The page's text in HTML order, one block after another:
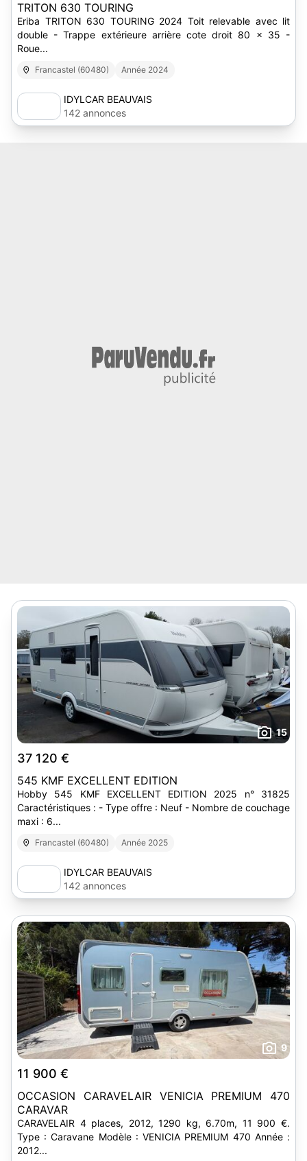
TRITON 630 TOURING
Eriba TRITON 630 TOURING 2024 Toit relevable avec lit
double - Trappe extérieure arrière cote droit 80 x 35 -
Roue...
Francastel (60480) Année 2024
IDYLCAR BEAUVAIS
142 annonces
15
37 120 €
545 KMF EXCELLENT EDITION
Hobby 545 KMF EXCELLENT EDITION 2025 n° 31825
Caractéristiques : - Type offre : Neuf - Nombre de couchage
maxi : 6...
Francastel (60480) Année 2025
IDYLCAR BEAUVAIS
142 annonces
9
11 900 €
OCCASION CARAVELAIR VENICIA PREMIUM 470
CARAVAR
CARAVELAIR 4 places, 2012, 1290 kg, 6.70m, 11 900 €.
Type : Caravane Modèle : VENICIA PREMIUM 470 Année :
2012...